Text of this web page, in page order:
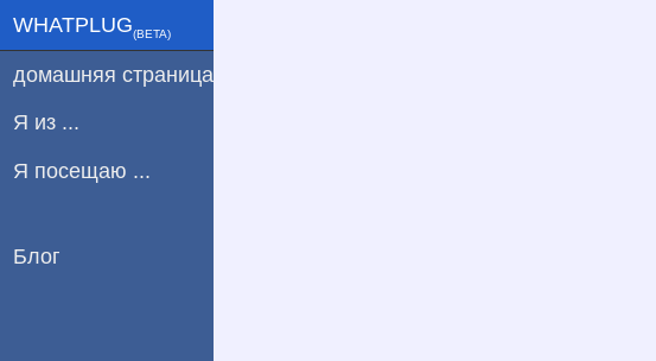
WHATPLUG(ΒETA)
домашняя страница
Я из ...
Я посещаю ...
Блог